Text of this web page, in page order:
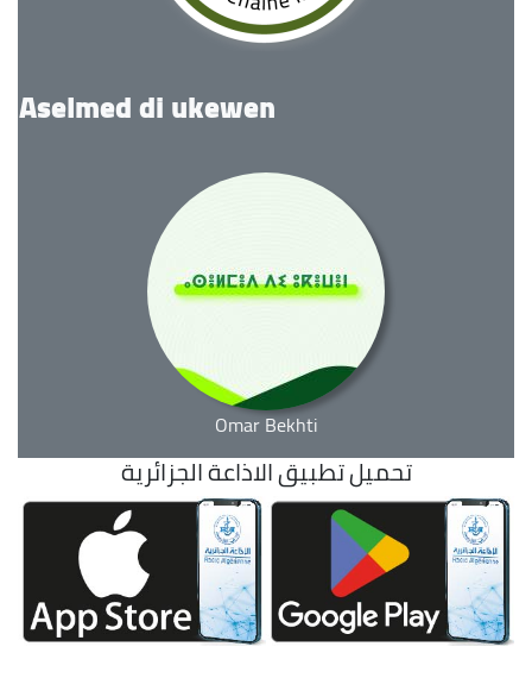
Aselmed di ukewen
Omar Bekhti
تحميل تطبيق الاذاعة الجزائرية